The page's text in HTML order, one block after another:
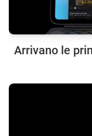
Arrivano le